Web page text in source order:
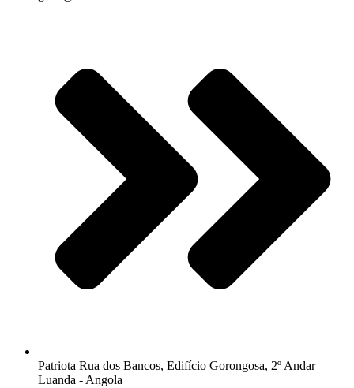
Patriota Rua dos Bancos, Edifício Gorongosa, 2º Andar
Luanda - Angola